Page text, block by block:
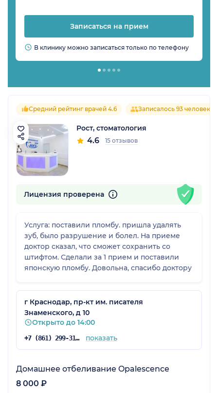
Записаться на прием
В клинику можно записаться только по телефону
Средний рейтинг врачей 4.6 Записалось 93 человека
Рост, стоматология
4.6 15 отзывов
Лицензия проверена
Услуга: поставили пломбу. пришла удалять
зуб, было разрушение и болел. На приеме
доктор сказал, что сможет сохранить со
штифтом. Сделали за 1 прием и поставили
японскую пломбу. Довольна, спасибо доктору
г Краснодар, пр-кт им. писателя
Знаменского, д 10
Открыто до 14:00
+7 (861) 299-31-84 показать
Домашнее отбеливание Opalescence
8 000 ₽